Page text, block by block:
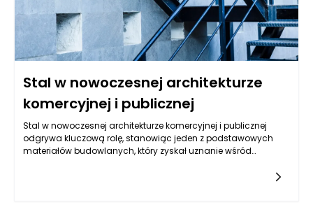
Stal w nowoczesnej architekturze
komercyjnej i publicznej
Stal w nowoczesnej architekturze komercyjnej i publicznej
odgrywa kluczową rolę, stanowiąc jeden z podstawowych
materiałów budowlanych, który zyskał uznanie wśród